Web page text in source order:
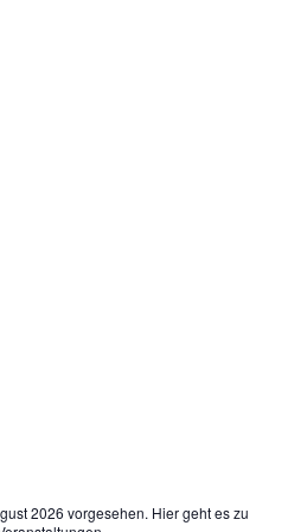
2026 vorgesehen. Hier geht es zu